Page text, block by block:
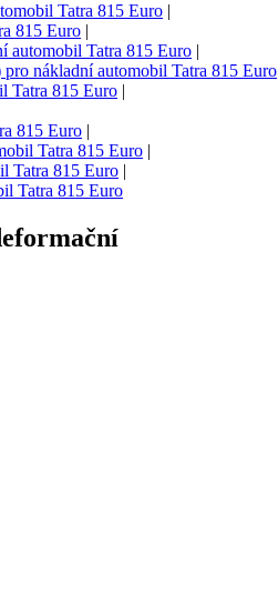
Tatra 815 Euro |
815 Euro |
automobil Tatra 815 Euro |
nákladní automobil Tatra 815 Euro
Tatra 815 Euro |
815 Euro |
Tatra 815 Euro |
Tatra 815 Euro |
Tatra 815 Euro